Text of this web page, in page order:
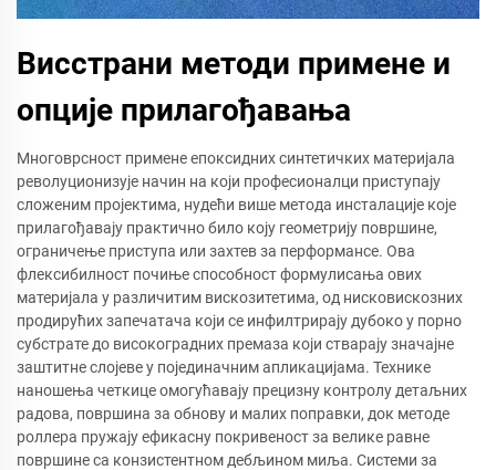
Висстрани методи примене и
опције прилагођавања
Многоврсност примене епоксидних синтетичких материјала
револуционизује начин на који професионалци приступају
сложеним пројектима, нудећи више метода инсталације које
прилагођавају практично било коју геометрију површине,
ограничење приступа или захтев за перформансе. Ова
флексибилност почиње способност формулисања ових
материјала у различитим вискозитетима, од нисковискозних
продирућих запечатача који се инфилтрирају дубоко у порно
субстрате до високоградних премаза који стварају значајне
заштитне слојеве у појединачним апликацијама. Технике
наношења четкице омогућавају прецизну контролу детаљних
радова, површина за обнову и малих поправки, док методе
роллера пружају ефикасну покривеност за велике равне
површине са конзистентном дебљином миља. Системи за